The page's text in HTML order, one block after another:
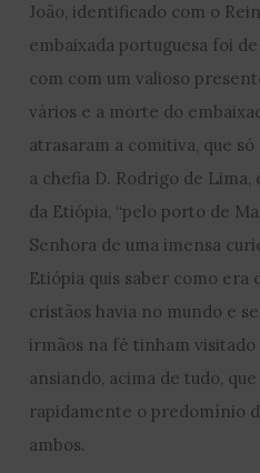
João, identificado com o
embaixada portuguesa foi
com com um valioso
vários e a morte do
atrasaram a comitiva, que só
a chefia D. Rodrigo de
da Etiópia, “pelo porto de
Senhora de uma imensa
Etiópia quis saber como era
cristãos havia no mundo e
irmãos na fé tinham visitado
ansiando, acima de tudo,
rapidamente o predomínio
ambos.